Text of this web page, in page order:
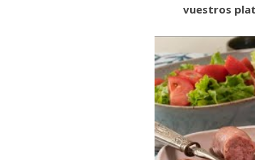
vuestros